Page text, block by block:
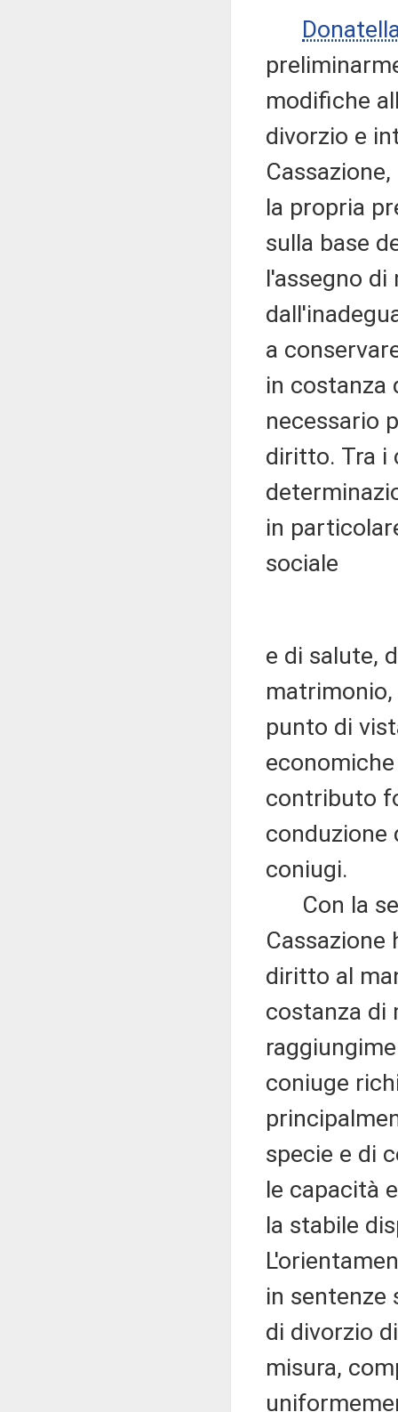
modifiche
divorzio e
la propria
sulla base
l'assegno
a
in costanza
necessario
diritto. Tra i
in
sociale
e di salute,
punto di
contributo
conduzione
coniugi.
Con la
diritto al
costanza di
coniuge
specie e di
le capacità
la stabile
in sentenze
di divorzio
misura,